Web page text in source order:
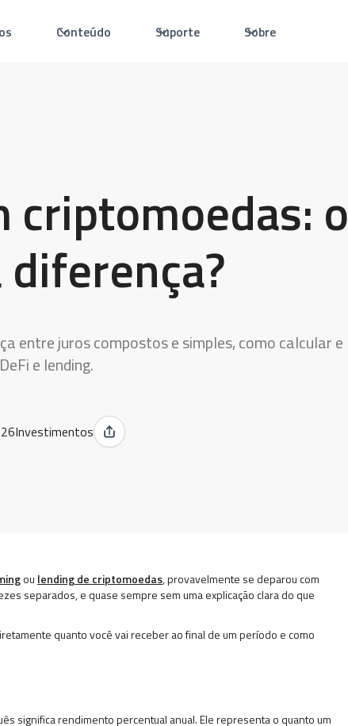
Conteúdo Suporte Sobre
criptomoedas: o
entre juros compostos e simples, como calcular e
e lending.
Investimentos
ou lending de criptomoedas, provavelmente se deparou com
separados, e quase sempre sem uma explicação clara do que
quanto você vai receber ao final de um período e como
significa rendimento percentual anual. Ele representa o quanto um